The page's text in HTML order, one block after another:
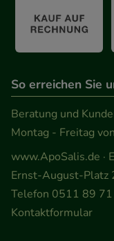
So erreichen Sie
Beratung und
Montag - Freitag
www.ApoSalis.de ·
Ernst-August-Platz
Telefon 0511 89
Kontaktformular